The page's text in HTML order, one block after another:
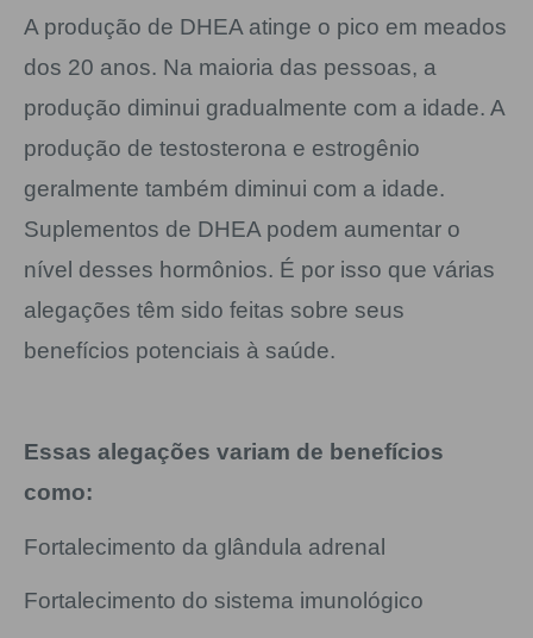
A produção de DHEA atinge o pico em meados
dos 20 anos. Na maioria das pessoas, a
produção diminui gradualmente com a idade. A
produção de testosterona e estrogênio
geralmente também diminui com a idade.
Suplementos de DHEA podem aumentar o
nível desses hormônios. É por isso que várias
alegações têm sido feitas sobre seus
benefícios potenciais à saúde.
Essas alegações variam de benefícios
como:
Fortalecimento da glândula adrenal
Fortalecimento do sistema imunológico